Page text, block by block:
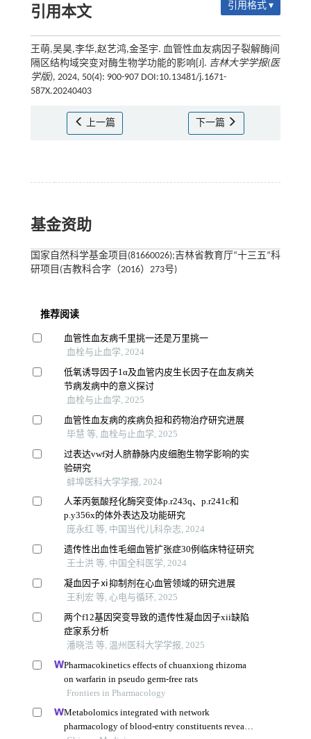
引用本文 引用格式 ▾
王萌,吴昊,李华,赵艺鸿,金圣宇. 血管性血友病因子裂解酶间
隔区结构域突变对酶生物学功能的影响[J]. 吉林大学学报(医
学版), 2024, 50(4): 900-907 DOI:10.13481/j.1671-
587X.20240403
上一篇 下一篇
基金资助
国家自然科学基金项目(81660026);吉林省教育厅“十三五”科
研项目(吉教科合字（2016）273号)